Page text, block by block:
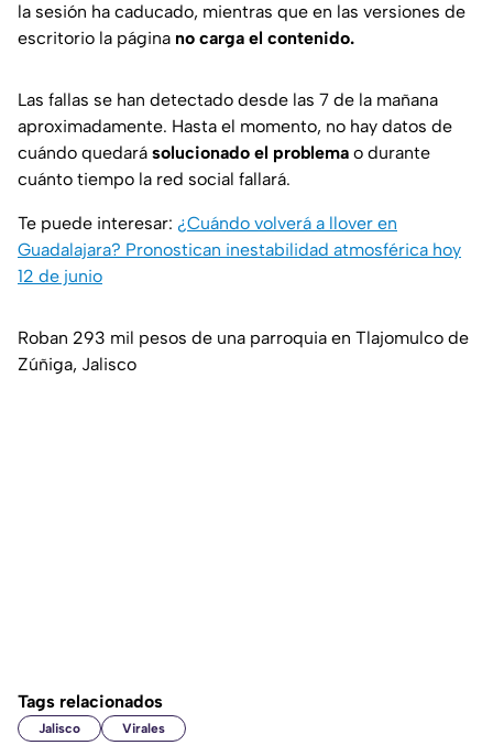
la sesión ha caducado, mientras que en las versiones de
escritorio la página no carga el contenido.
Las fallas se han detectado desde las 7 de la mañana
aproximadamente. Hasta el momento, no hay datos de
cuándo quedará solucionado el problema o durante
cuánto tiempo la red social fallará.
Te puede interesar: ¿Cuándo volverá a llover en
Guadalajara? Pronostican inestabilidad atmosférica hoy
12 de junio
Roban 293 mil pesos de una parroquia en Tlajomulco de
Zúñiga, Jalisco
Tags relacionados
Jalisco Virales